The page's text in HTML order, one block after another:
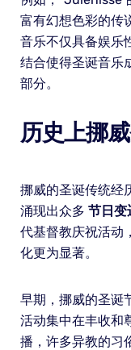
富有幻想色彩的传
音乐不仅具备娱乐
结合使得圣诞音乐
部分。
历史上挪
挪威的圣诞传统经
涌现出众多 节日变
代基督教庆祝活动
化更为显著。
早期，挪威的圣诞
活动集中在丰收和
播，许多异教的习